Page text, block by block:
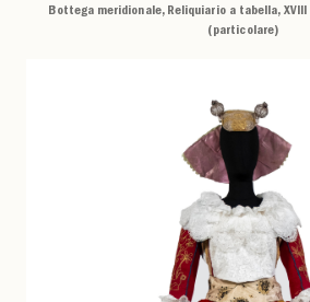
Bottega meridionale, Reliquiario a tabella,
(particolare)